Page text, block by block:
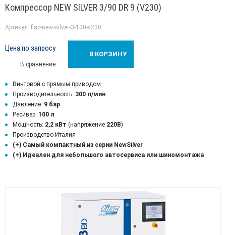
Компрессор NEW SILVER 3/90 DR 9 (V230)
Артикул: fiac-new-silver-3-100-v230
Винтовой с прямым приводом
Производительность: 300 л/мин
Давление: 9 бар
Ресивер: 100 л
Мощность: 2,2 кВт (напряжение 220В)
Производство Италия
(+) Самый компактный из серии NewSilver
(+) Идеален для небольшого автосервиса или шиномонтажа
Цена по запросу
В сравнение
В КОРЗИНУ